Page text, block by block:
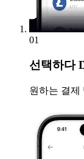
01
선택하다
원하는 결제